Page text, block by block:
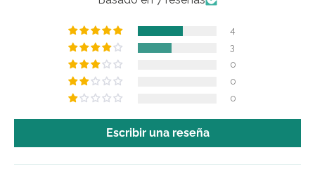
4
3
0
0
0
Escribir una reseña